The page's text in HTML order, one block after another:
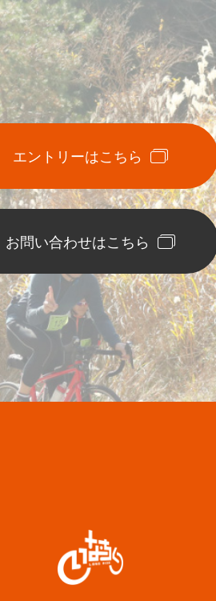
エントリーはこちら
お問い合わせはこちら